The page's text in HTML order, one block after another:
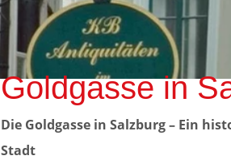
Goldgasse in
Die Goldgasse in Salzburg – Ein
Stadt